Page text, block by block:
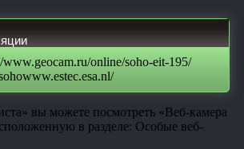
online/soho-eit-195/
вы можете посмотреть «Веб-камера
в разделе: Особые веб-